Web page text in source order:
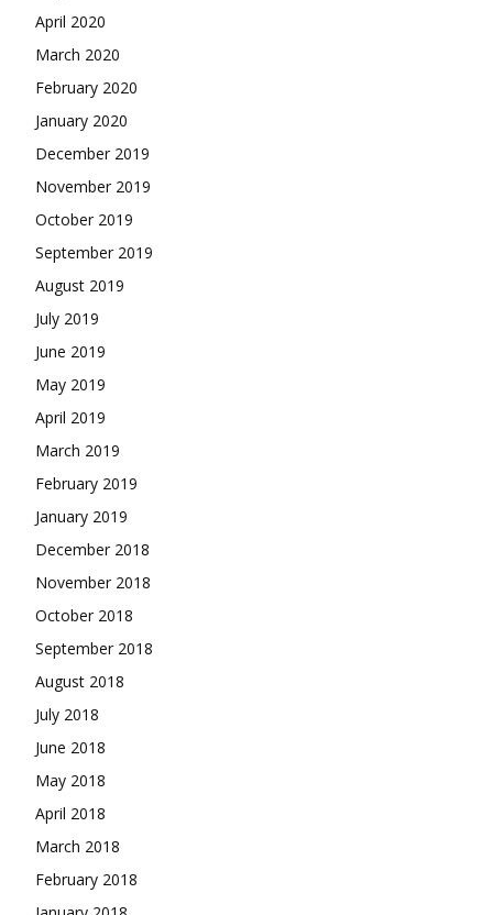
April 2020
March 2020
February 2020
January 2020
December 2019
November 2019
October 2019
September 2019
August 2019
July 2019
June 2019
May 2019
April 2019
March 2019
February 2019
January 2019
December 2018
November 2018
October 2018
September 2018
August 2018
July 2018
June 2018
May 2018
April 2018
March 2018
February 2018